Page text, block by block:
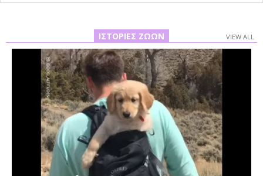
ΙΣΤΟΡΊΕΣ ΖΏΩΝ VIEW ALL